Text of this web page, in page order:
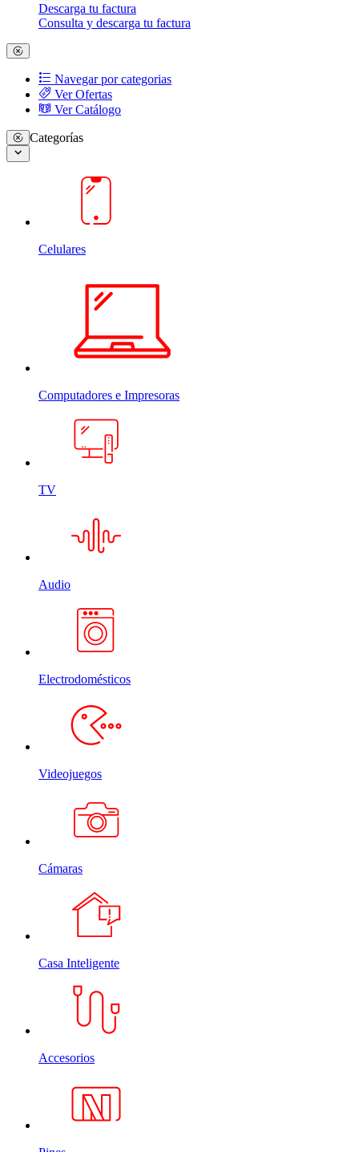
Descarga tu factura
Consulta y descarga tu factura
Navegar por categorias
Ver Ofertas
Ver Catálogo
Categorías
Celulares
Computadores e Impresoras
TV
Audio
Electrodomésticos
Videojuegos
Cámaras
Casa Inteligente
Accesorios